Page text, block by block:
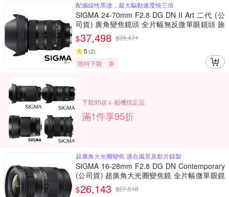
配備線性馬達，最大驅動速度快三倍
SIGMA 24-70mm F2.8 DG DN II Art 二代 (公
司貨) 廣角變焦鏡頭 全片幅無反微單眼鏡頭 旅
遊鏡 大三元
$37,498 $39,471
5 (2)
限時下殺 券
下殺95折⇓ 相機指定品
滿1件享95折
超廣角大光圈變焦 適合風景及影片錄製
SIGMA 16-28mm F2.8 DG DN Contemporary
(公司貨) 超廣角大光圈變焦鏡 全片幅微單眼鏡
頭
$26,143 $27,518